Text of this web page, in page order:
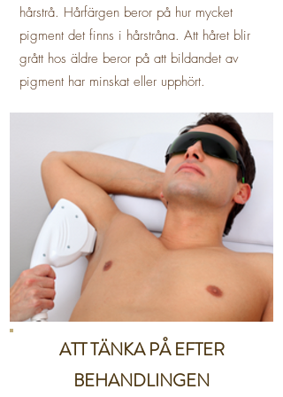
hårstrå. Hårfärgen beror på hur mycket
pigment det finns i hårstråna. Att håret blir
grått hos äldre beror på att bildandet av
pigment har minskat eller upphört.
ATT TÄNKA PÅ EFTER
BEHANDLINGEN